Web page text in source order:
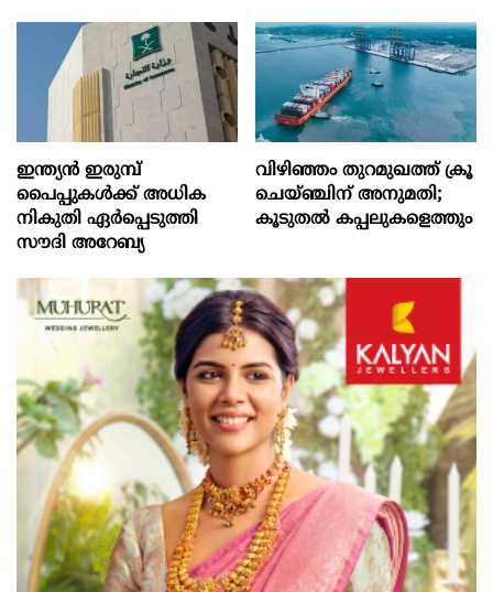
ഇന്ത്യൻ ഇരുമ്പ്
പൈപ്പുകൾക്ക് അധിക
നികുതി ഏർപ്പെടുത്തി
സൗദി അറേബ്യ
വിഴിഞ്ഞം തുറമുഖത്ത് ക്രൂ
ചെയ്ഞ്ചിന് അനുമതി;
കൂടുതൽ കപ്പലുകളെത്തും